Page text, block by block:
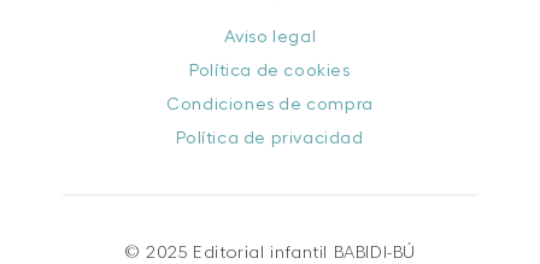
Aviso legal
Política de cookies
Condiciones de compra
Política de privacidad
© 2025 Editorial infantil BABIDI-BÚ